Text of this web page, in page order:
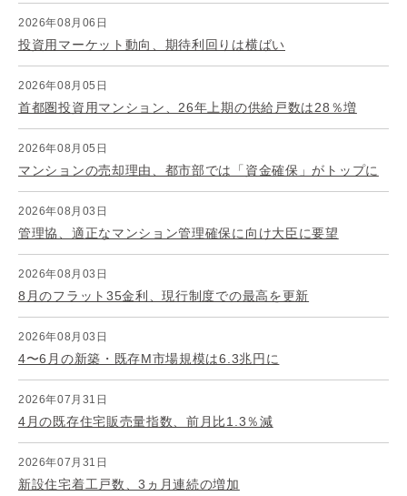
2026年08月06日
投資用マーケット動向、期待利回りは横ばい
2026年08月05日
首都圏投資用マンション、26年上期の供給戸数は28％増
2026年08月05日
マンションの売却理由、都市部では「資金確保」がトップに
2026年08月03日
管理協、適正なマンション管理確保に向け大臣に要望
2026年08月03日
8月のフラット35金利、現行制度での最高を更新
2026年08月03日
4〜6月の新築・既存M市場規模は6.3兆円に
2026年07月31日
4月の既存住宅販売量指数、前月比1.3％減
2026年07月31日
新設住宅着工戸数、3ヵ月連続の増加